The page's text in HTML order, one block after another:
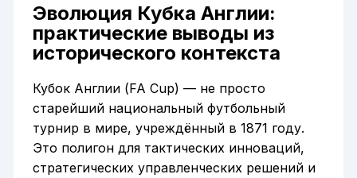
Эволюция Кубка Англии:
практические выводы из
исторического контекста
Кубок Англии (FA Cup) — не просто
старейший национальный футбольный
турнир в мире, учреждённый в 1871 году.
Это полигон для тактических инноваций,
стратегических управленческих решений и